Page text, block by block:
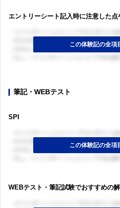
エントリーシート記入時に注意した点
筆記・WEBテスト
SPI
WEBテスト・筆記試験でおすすめの